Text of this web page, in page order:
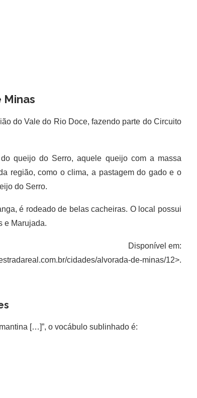
do Vale do Rio Doce, fazendo parte do Circuito
queijo do Serro, aquele queijo com a massa
região, como o clima, a pastagem do gado e o
do Serro.
é rodeado de belas cacheiras. O local possui
e Marujada.
Disponível em:
cidades/alvorada-de-minas/12>.
[…]”, o vocábulo sublinhado é: